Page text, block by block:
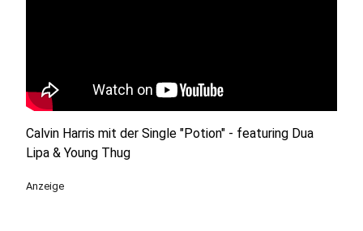
Calvin Harris mit der Single "Potion" - featuring Dua
Lipa & Young Thug
Anzeige